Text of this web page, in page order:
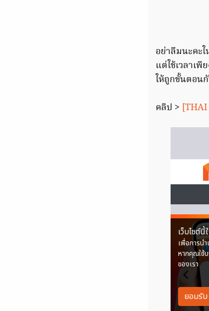
อย่าลืมนะคะ
แต่ใช้เวลาเ
ให้ถูกขั้นตอน
คลิป > [THAI